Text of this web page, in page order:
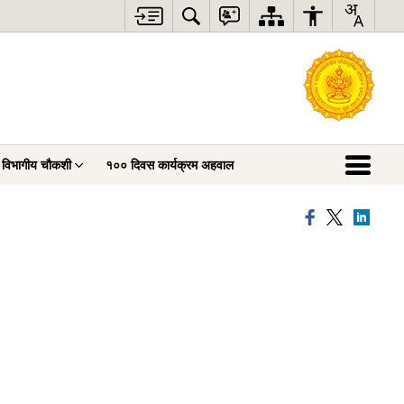
विभागीय चौकशी १०० दिवस कार्यक्रम अहवाल